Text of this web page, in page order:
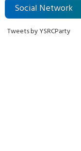
Social Network
Tweets by YSRCParty